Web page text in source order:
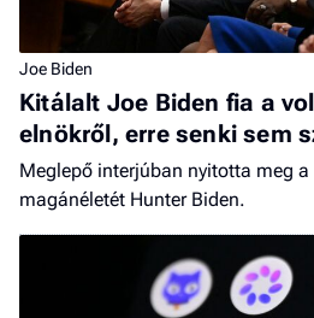
Joe Biden
Kitálalt Joe Biden fia a
elnökről, erre senki sem
Meglepő interjúban nyitotta meg
magánéletét Hunter Biden.